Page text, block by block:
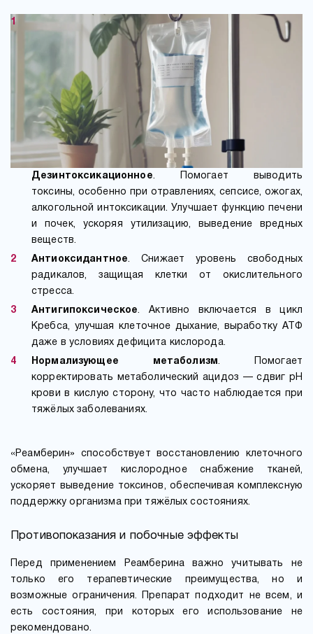
Дезинтоксикационное. Помогает выводить
токсины, особенно при отравлениях, сепсисе, ожогах,
алкогольной интоксикации. Улучшает функцию печени
и почек, ускоряя утилизацию, выведение вредных
веществ.
Антиоксидантное. Снижает уровень свободных
радикалов, защищая клетки от окислительного
стресса.
Антигипоксическое. Активно включается в цикл
Кребса, улучшая клеточное дыхание, выработку АТФ
даже в условиях дефицита кислорода.
Нормализующее метаболизм . Помогает
корректировать метаболический ацидоз — сдвиг pH
крови в кислую сторону, что часто наблюдается при
тяжёлых заболеваниях.
«Реамберин» способствует восстановлению клеточного
обмена, улучшает кислородное снабжение тканей,
ускоряет выведение токсинов, обеспечивая комплексную
поддержку организма при тяжёлых состояниях.
Противопоказания и побочные эффекты
Перед применением Реамберина важно учитывать не
только его терапевтические преимущества, но и
возможные ограничения. Препарат подходит не всем, и
есть состояния, при которых его использование не
рекомендовано.